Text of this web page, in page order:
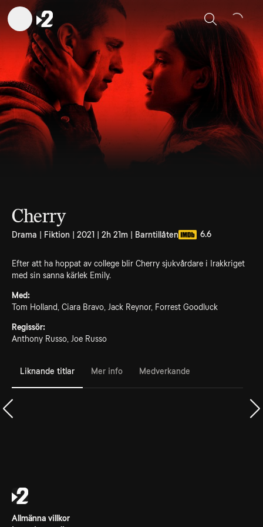
Sök
Cherry
Drama | Fiktion | 2021 | 2h 21m | Barntillåten 6.6
Efter att ha hoppat av college blir Cherry sjukvårdare i Irakkriget
med sin sanna kärlek Emily.
Med:
Tom Holland, Ciara Bravo, Jack Reynor, Forrest Goodluck
Regissör:
Anthony Russo, Joe Russo
Liknande titlar Mer info Medverkande
Allmänna villkor